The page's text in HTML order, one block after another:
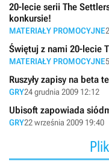
20-lecie serii The
konkursie!
MATERIAŁY PROMOCYJNE
Świętuj z nami 20-lecie
MATERIAŁY PROMOCYJNE
Ruszyły zapisy na beta
GRY24 grudnia 2009 12:12
Ubisoft zapowiada
GRY22 września 2009 19:40